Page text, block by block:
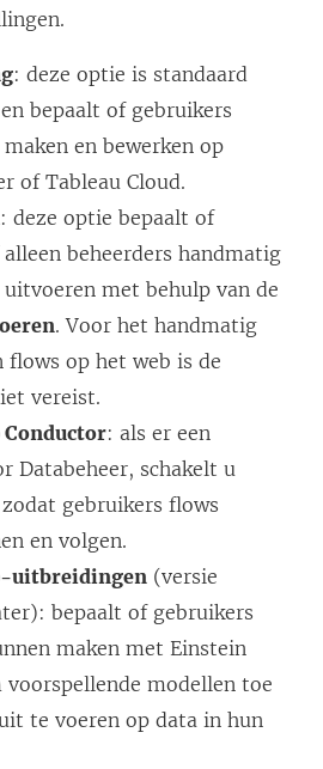
i
e
u
w
v
e
n
s
t
r
g
e
p
e
n
d
)
: deze optie is standaard
bepaalt of gebruikers
en bewerken op
of Tableau Cloud.
: deze optie bepaalt of
beheerders handmatig
met behulp van de
. Voor het handmatig
flows op het web is de
vereist.
Conductor: als er een
Databeheer, schakelt u
gebruikers flows
en volgen.
uitbreidingen (versie
bepaalt of gebruikers
maken met Einstein
voorspellende modellen toe
te voeren op data in hun